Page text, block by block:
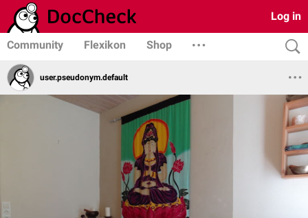
Log in
Community Flexikon Shop
user.pseudonym.default